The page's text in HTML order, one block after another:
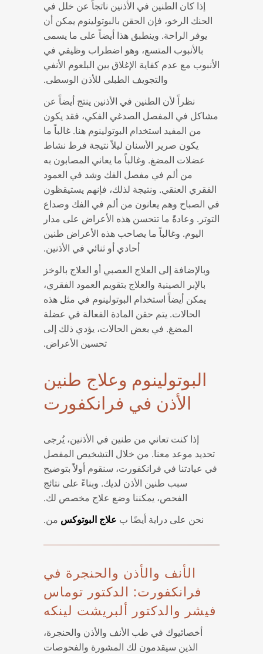
إذا كان الطنين في الأذنين ناتجاً عن خلل في
الحنك الرخو، فإن الحقن بالبوتولينوم يمكن أن
يوفر الراحة. وينطبق هذا أيضاً على ما يسمى
بالأنبوب المتسع، وهو اضطراب وظيفي في
الأنبوب مع عدم كفاية الإغلاق بين البلعوم الأنفي
والتجويف الطبلي للأذن الوسطى.
نظراً لأن الطنين في الأذنين ينتج أيضاً عن
مشاكل في المفصل الصدغي الفكي، فقد يكون
من المفيد استخدام البوتولينوم هنا. غالباً ما
يكون صرير الأسنان ليلاً نتيجة فرط نشاط
عضلات المضغ. وغالباً ما يعاني المصابون به
من ألم في مفصل الفك وشد في العمود
الفقري العنقي. ونتيجة لذلك، فإنهم يستيقظون
في الصباح وهم يعانون من ألم في الفك وصداع
التوتر. وعادةً ما تتحسن هذه الأعراض على مدار
اليوم. وغالباً ما يصاحب هذه الأعراض طنين
أحادي أو ثنائي في الأذنين.
وبالإضافة إلى العلاج العصبي أو العلاج بالوخز
بالإبر الصينية والعلاج بتقويم العمود الفقري،
يمكن أيضاً استخدام البوتولينوم في مثل هذه
الحالات. يتم حقن المادة الفعالة في عضلة
المضغ. في بعض الحالات، يؤدي ذلك إلى
تحسين الأعراض.
البوتولينوم وعلاج طنين
الأذن في فرانكفورت
إذا كنت تعاني من طنين في الأذنين، يُرجى
تحديد موعد معنا. من خلال التشخيص المفصل
في عيادتنا في فرانكفورت، سنقوم أولاً بتوضيح
سبب طنين الأذن لديك. وبناءً على نتائج
الفحص، يمكننا وضع علاج مخصص لك.
نحن على دراية أيضًا ب علاج البوتوكس من.
الأنف والأذن والحنجرة في
فرانكفورت: الدكتور توماس
فيشر والدكتور ألبريشت لينكه
أخصائيوك في طب الأنف والأذن والحنجرة،
الذين سيقدمون لك المشورة والفحوصات